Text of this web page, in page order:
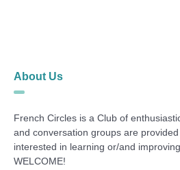
About Us
French Circles is a Club of
and conversation groups are
interested in learning or/and
WELCOME!